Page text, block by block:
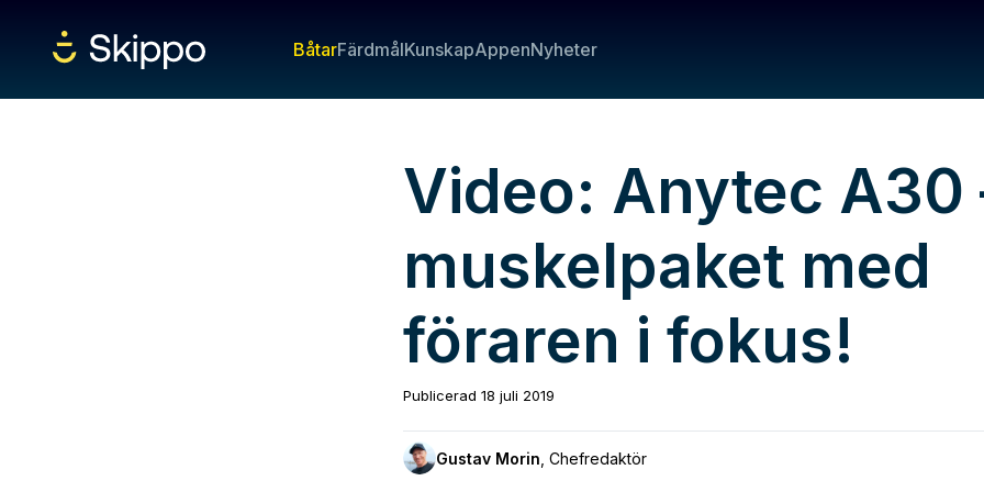
BåtarFärdmålKunskapAppenNyheter
Video: Anytec A30
muskelpaket med
föraren i fokus!
Publicerad 18 juli 2019
Gustav Morin Chefredaktör